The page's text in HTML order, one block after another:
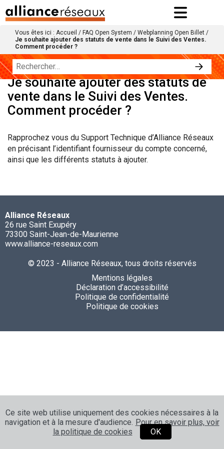
Vous êtes ici : Accueil / FAQ Open System / Webplanning Open Billet /
Je souhaite ajouter des statuts de vente dans le Suivi des Ventes.
Comment procéder ?
Je souhaite ajouter des statuts de
vente dans le Suivi des Ventes.
Comment procéder ?
Rapprochez vous du Support Technique d’Alliance Réseaux
en précisant l’identifiant fournisseur du compte concerné,
ainsi que les différents statuts à ajouter.
Alliance Réseaux
26 rue Saint Exupéry
73300 Saint-Jean-de-Maurienne
www.alliance-reseaux.com
© 2023 - Alliance Réseaux, tous droits réservés
Mentions légales
Déclaration d’accessibilité
Politique de confidentialité
Politique de cookies
Ce site web utilise uniquement des cookies nécessaires à la
navigation et à la mesure d'audience. Pour en savoir plus, voir
la politique de cookies
OK